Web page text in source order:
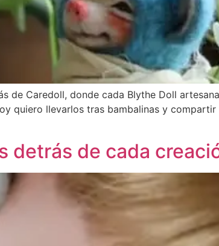
de Caredoll, donde cada Blythe Doll
quiero llevarlos tras bambalinas y
detrás de cada